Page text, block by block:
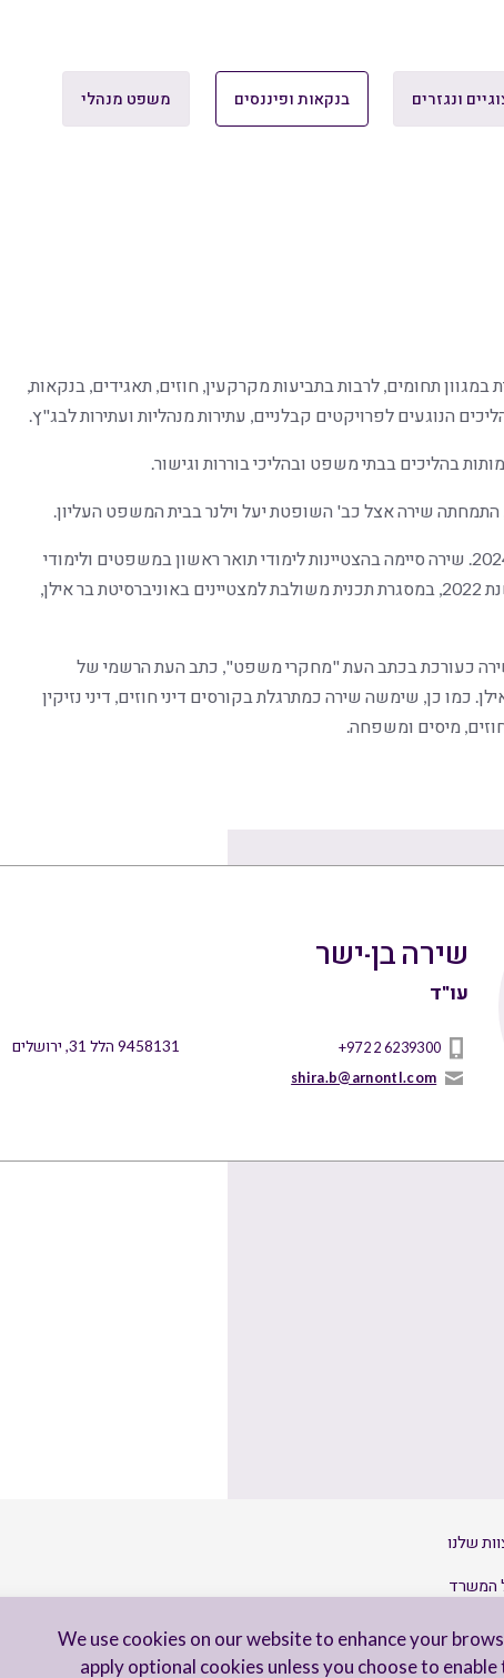
We use cookies on our website to enhance your
apply optional cookies unless you choose to
ונגזרים בנקאות ופיננסים משפט מנהלי
במגוון תחומים, לרבות בתביעות מקרקעין, חוזים, תאגידים, בנקאות,
הליכים הנוגעים לפרויקטים קבלניים, עתירות מנהליות ועתירות לבג"ץ.
בהליכים בבתי משפט ובהליכי בוררות וגישור.
שירה אצל כב' השופטת יעל וילנר בבית המשפט העליון.
שירה הצטרפה למשרדנו כעו"ד בשנת 2024. שירה סיימה בהצטיינות לימודי תואר ראשון במשפטים ולימודי
תואר מוסמך במנהל עסקים (MBA) בשנת 2022, במסגרת תכנית משולבת למצטיינים באוניברסיטת בר אילן,
כעורכת בכתב העת "מחקרי משפט", כתב העת הרשמי של
כמו כן, שימשה שירה כמתרגלת בקורסים דיני חוזים, דיני נזיקין
מיסים ומשפחה.
שירה בן-ישר
עו"ד
+972 2 6239300
shira.b@arnontl.com
9458131 הלל 31, ירושלים
שלנו
המשרד
קשר